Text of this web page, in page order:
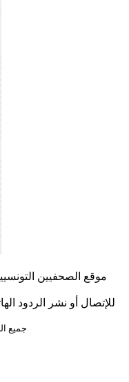
موقع الصحفيين
جميع